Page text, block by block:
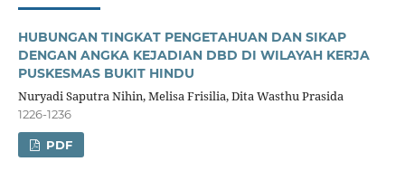
HUBUNGAN TINGKAT PENGETAHUAN DAN SIKAP
DENGAN ANGKA KEJADIAN DBD DI WILAYAH KERJA
PUSKESMAS BUKIT HINDU
Nuryadi Saputra Nihin, Melisa Frisilia, Dita Wasthu Prasida
1226-1236
PDF